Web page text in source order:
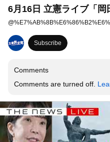
6月16日 立憲ライブ「
@
Subscribe
Comments
Comments are turned off.